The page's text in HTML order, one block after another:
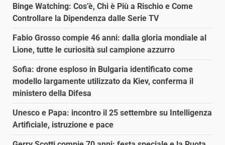
Binge Watching: Cos’è, Chi è Più a Rischio e Come
Controllare la Dipendenza dalle Serie TV
Fabio Grosso compie 46 anni: dalla gloria mondiale al
Lione, tutte le curiosità sul campione azzurro
Sofia: drone esploso in Bulgaria identificato come
modello largamente utilizzato da Kiev, conferma il
ministero della Difesa
Unesco e Papa: incontro il 25 settembre su Intelligenza
Artificiale, istruzione e pace